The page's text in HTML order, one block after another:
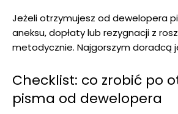
Jeżeli otrzymujesz od dewelopera
aneksu, dopłaty lub rezygnacji z
metodycznie. Najgorszym doradcą
Checklist: co zrobić po
pisma od dewelopera